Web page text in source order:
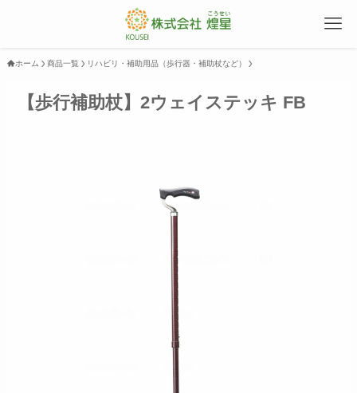
ホーム 商品一覧 リハビリ・補助用品（歩行器・補助杖など）
【歩行補助杖】2ウェイステッキ FB